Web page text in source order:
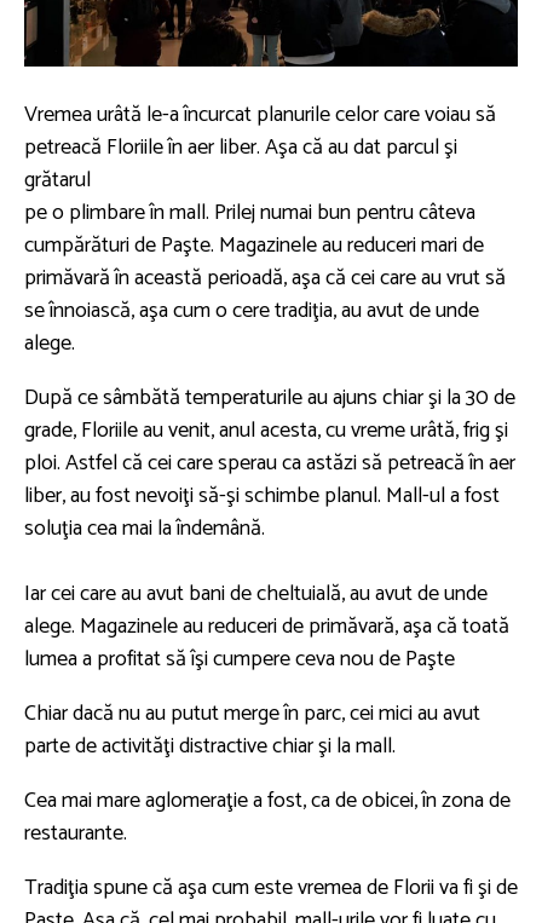
Vremea urâtă le-a încurcat planurile celor care voiau să
petreacă Floriile în aer liber. Aşa că au dat parcul şi
grătarul
pe o plimbare în mall. Prilej numai bun pentru câteva
cumpărături de Paşte. Magazinele au reduceri mari de
primăvară în această perioadă, aşa că cei care au vrut să
se înnoiască, aşa cum o cere tradiţia, au avut de unde
alege.
După ce sâmbătă temperaturile au ajuns chiar şi la 30 de
grade, Floriile au venit, anul acesta, cu vreme urâtă, frig şi
ploi. Astfel că cei care sperau ca astăzi să petreacă în aer
liber, au fost nevoiţi să-şi schimbe planul. Mall-ul a fost
soluţia cea mai la îndemână.
Iar cei care au avut bani de cheltuială, au avut de unde
alege. Magazinele au reduceri de primăvară, aşa că toată
lumea a profitat să îşi cumpere ceva nou de Paşte
Chiar dacă nu au putut merge în parc, cei mici au avut
parte de activităţi distractive chiar şi la mall.
Cea mai mare aglomeraţie a fost, ca de obicei, în zona de
restaurante.
Tradiţia spune că aşa cum este vremea de Florii va fi şi de